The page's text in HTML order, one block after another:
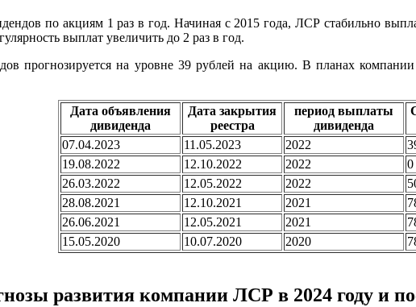
по акциям 1 раз в год. Начиная с 2015 года, ЛСР стабильно
выплат увеличить до 2 раз в год.
прогнозируется на уровне 39 рублей на акцию. В планах
Дата объявления
дивиденда
Дата закрытия
реестра
период выплаты
дивиденда
07.04.2023
11.05.2023 2022
19.08.2022
12.10.2022 2022
0
26.03.2022
12.05.2022 2022
28.08.2021
12.10.2021 2021
26.06.2021
12.05.2021 2021
15.05.2020
10.07.2020 2020
развития компании ЛСР в 2024 году и